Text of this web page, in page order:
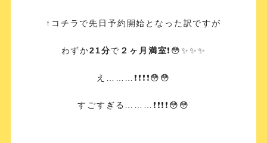
↑コチラで先日予約開始となった訳ですが
わずか21分で ２ヶ月満室❗️😳✨✨✨
え………❗️❗️❗️❗️😳😳
すごすぎる………❗️❗️❗️❗️😳😳